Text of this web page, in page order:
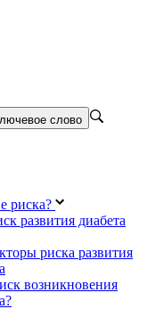
слово
риска?
развития диабета
риска развития
возникновения